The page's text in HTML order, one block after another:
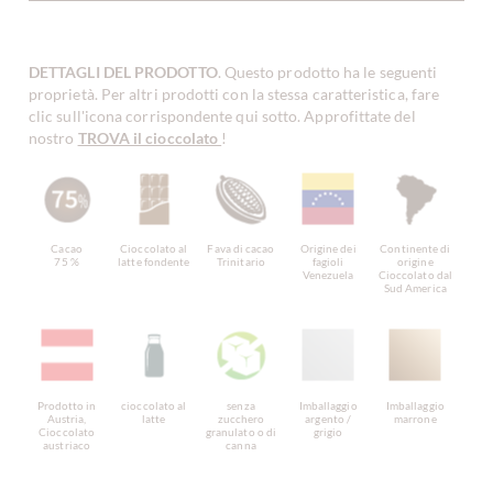
DETTAGLI DEL PRODOTTO. Questo prodotto ha le seguenti
proprietà. Per altri prodotti con la stessa caratteristica, fare
clic sull'icona corrispondente qui sotto. Approfittate del
nostro TROVA il cioccolato !
Cacao
75 %
Cioccolato al
latte fondente
Fava di cacao
Trinitario
Origine dei
fagioli
Venezuela
Continente di
origine
Cioccolato dal
Sud America
Prodotto in
Austria,
Cioccolato
austriaco
cioccolato al
latte
senza
zucchero
granulato o di
canna
Imballaggio
argento /
grigio
Imballaggio
marrone